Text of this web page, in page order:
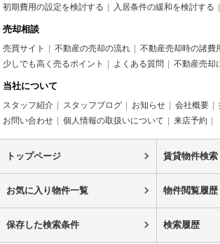
初期費用の設定を検討する
入居条件の緩和を検討する
売却相談
売買サイト 不動産の売却の流れ
不動産売却時の諸費
少しでも高く売るポイント
よくある質問 不動産売却
当社について
スタッフ紹介 スタッフブログ お知らせ 会社概要
お問い合わせ
個人情報の取扱いについて 来店予約
トップページ 賃貸物件検索
お気に入り物件一覧 物件閲覧履歴
保存した検索条件 検索履歴